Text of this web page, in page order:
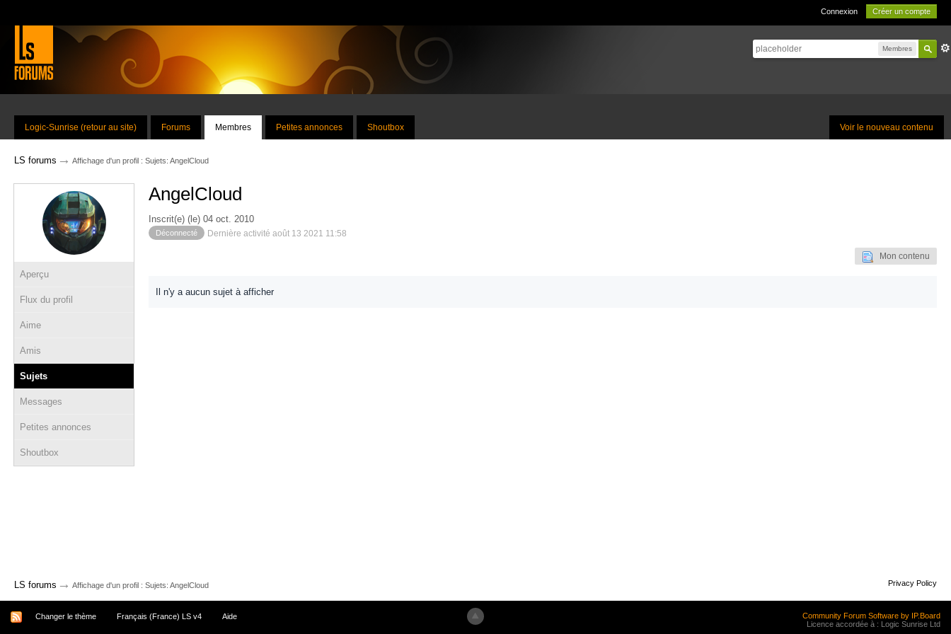
Connexion Créer un compte
Membres
Voir le nouveau contenu
Logic-Sunrise (retour au site) Forums Membres Petites annonces Shoutbox
LS forums → Affichage d'un profil : Sujets: AngelCloud
Aperçu
Flux du profil
Aime
Amis
Sujets
Messages
Petites annonces
Shoutbox
AngelCloud
Inscrit(e) (le) 04 oct. 2010
Déconnecté Dernière activité août 13 2021 11:58
Mon contenu
Il n'y a aucun sujet à afficher
LS forums → Affichage d'un profil : Sujets: AngelCloud Privacy Policy
Changer le thème Français (France) LS v4 Aide
Community Forum Software by IP.Board
Licence accordée à : Logic Sunrise Ltd